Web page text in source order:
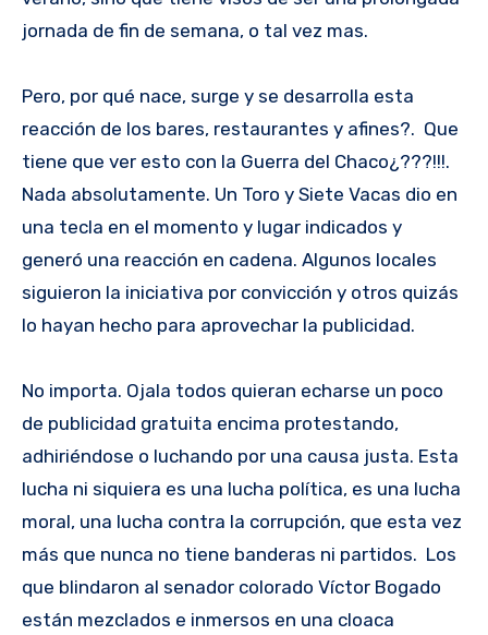
jornada de fin de semana, o tal vez mas.
Pero, por qué nace, surge y se desarrolla esta
reacción de los bares, restaurantes y afines?. Que
tiene que ver esto con la Guerra del Chaco¿???!!!.
Nada absolutamente. Un Toro y Siete Vacas dio en
una tecla en el momento y lugar indicados y
generó una reacción en cadena. Algunos locales
siguieron la iniciativa por convicción y otros quizás
lo hayan hecho para aprovechar la publicidad.
No importa. Ojala todos quieran echarse un poco
de publicidad gratuita encima protestando,
adhiriéndose o luchando por una causa justa. Esta
lucha ni siquiera es una lucha política, es una lucha
moral, una lucha contra la corrupción, que esta vez
más que nunca no tiene banderas ni partidos. Los
que blindaron al senador colorado Víctor Bogado
están mezclados e inmersos en una cloaca